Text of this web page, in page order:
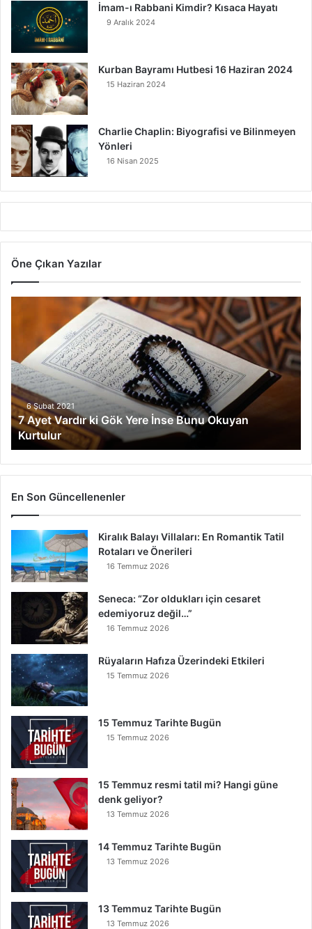
İmam-ı Rabbani Kimdir? Kısaca Hayatı
9 Aralık 2024
Kurban Bayramı Hutbesi 16 Haziran 2024
15 Haziran 2024
Charlie Chaplin: Biyografisi ve Bilinmeyen
Yönleri
16 Nisan 2025
Öne Çıkan Yazılar
t
V
a
r
d
r
k
i
G
e
r
e
B
u
n
u
k
a
n
K
u
r
u
l
r
6 Şubat 2021
7 Ayet Vardır ki Gök Yere İnse Bunu Okuyan
Kurtulur
En Son Güncellenenler
Kiralık Balayı Villaları: En Romantik Tatil
Rotaları ve Önerileri
16 Temmuz 2026
Seneca: “Zor oldukları için cesaret
edemiyoruz değil…”
16 Temmuz 2026
Rüyaların Hafıza Üzerindeki Etkileri
15 Temmuz 2026
15 Temmuz Tarihte Bugün
15 Temmuz 2026
15 Temmuz resmi tatil mi? Hangi güne
denk geliyor?
13 Temmuz 2026
14 Temmuz Tarihte Bugün
13 Temmuz 2026
13 Temmuz Tarihte Bugün
13 Temmuz 2026